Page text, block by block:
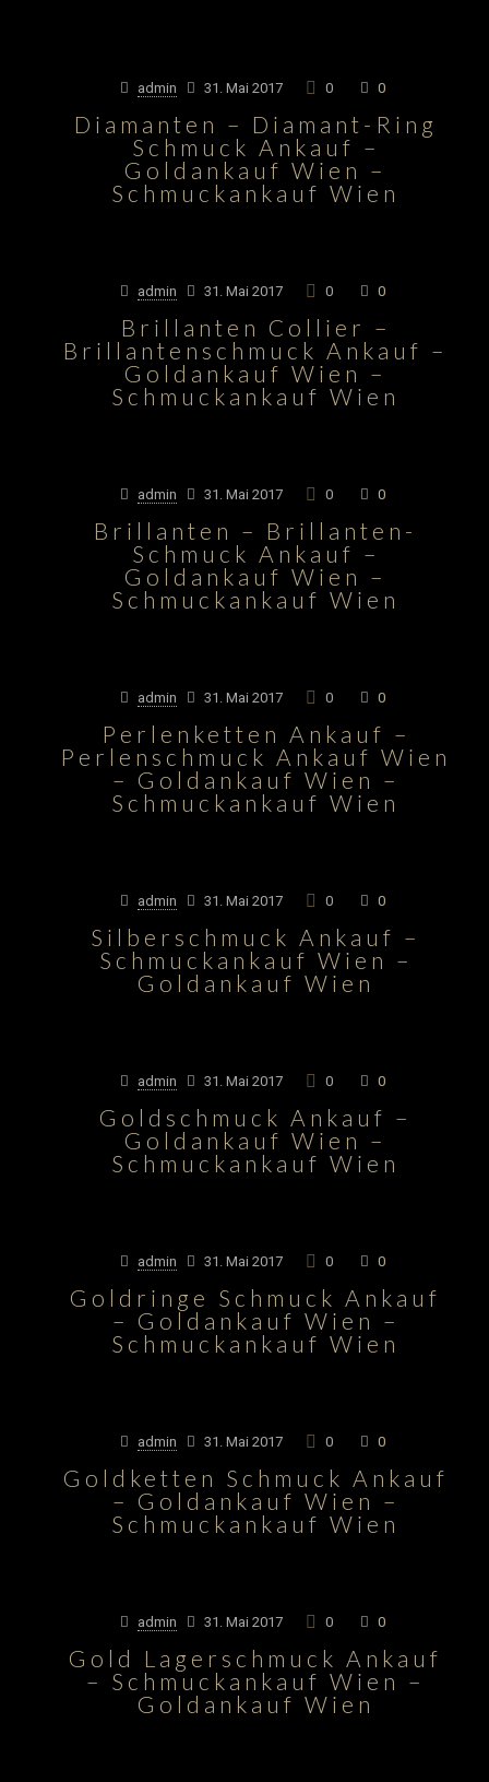
admin 31. Mai 2017 0 0
Diamanten – Diamant-Ring
Schmuck Ankauf –
Goldankauf Wien –
Schmuckankauf Wien
admin 31. Mai 2017 0 0
Brillanten Collier –
Brillantenschmuck Ankauf –
Goldankauf Wien –
Schmuckankauf Wien
admin 31. Mai 2017 0 0
Brillanten – Brillanten-
Schmuck Ankauf –
Goldankauf Wien –
Schmuckankauf Wien
admin 31. Mai 2017 0 0
Perlenketten Ankauf –
Perlenschmuck Ankauf Wien
– Goldankauf Wien –
Schmuckankauf Wien
admin 31. Mai 2017 0 0
Silberschmuck Ankauf –
Schmuckankauf Wien –
Goldankauf Wien
admin 31. Mai 2017 0 0
Goldschmuck Ankauf –
Goldankauf Wien –
Schmuckankauf Wien
admin 31. Mai 2017 0 0
Goldringe Schmuck Ankauf
– Goldankauf Wien –
Schmuckankauf Wien
admin 31. Mai 2017 0 0
Goldketten Schmuck Ankauf
– Goldankauf Wien –
Schmuckankauf Wien
admin 31. Mai 2017 0 0
Gold Lagerschmuck Ankauf
– Schmuckankauf Wien –
Goldankauf Wien